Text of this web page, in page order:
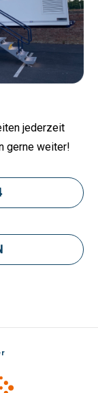
jederzeit
gerne weiter!